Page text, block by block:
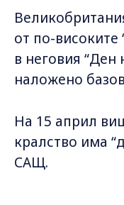
от по-
в неговия
наложено
На 15 април
кралство има
САЩ.